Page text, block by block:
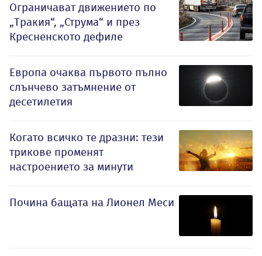
Ограничават движението по
„Тракия“, „Струма“ и през
Кресненското дефиле
Европа очаква първото пълно
слънчево затъмнение от
десетилетия
Когато всичко те дразни: тези
трикове променят
настроението за минути
Почина бащата на Лионел Меси